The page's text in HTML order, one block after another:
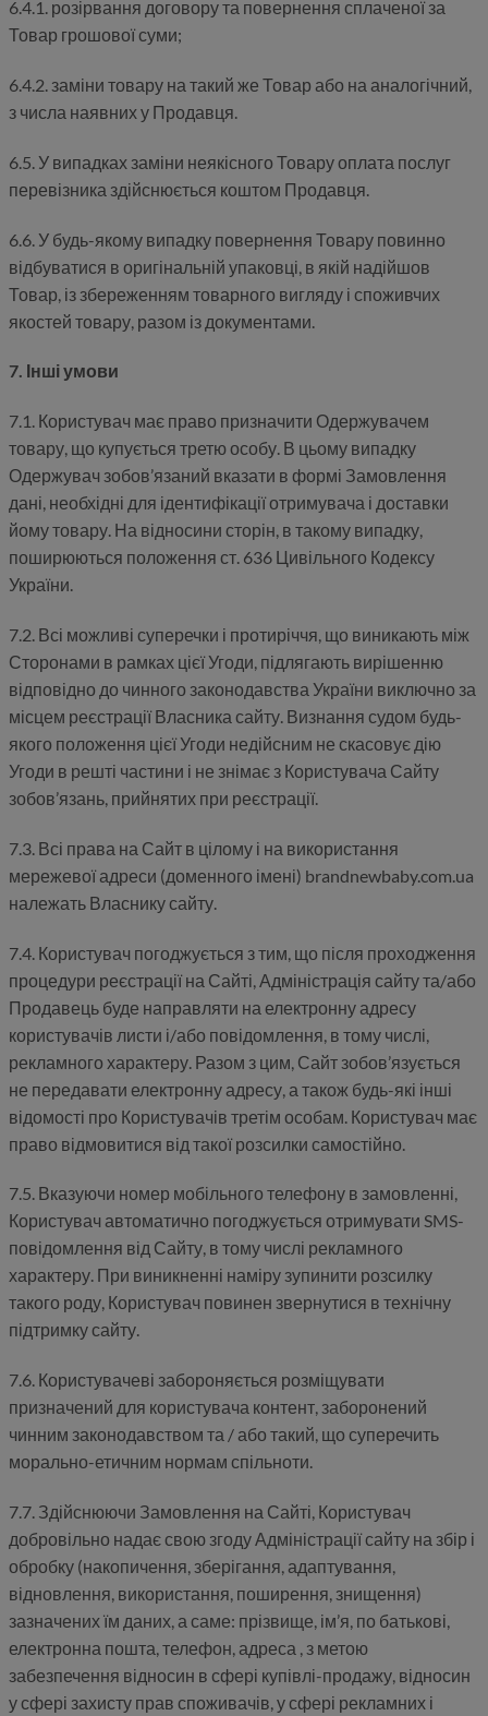
6.4.1. розірвання договору та повернення сплаченої за
Товар грошової суми;
6.4.2. заміни товару на такий же Товар або на аналогічний,
з числа наявних у Продавця.
6.5. У випадках заміни неякісного Товару оплата послуг
перевізника здійснюється коштом Продавця.
6.6. У будь-якому випадку повернення Товару повинно
відбуватися в оригінальній упаковці, в якій надійшов
Товар, із збереженням товарного вигляду і споживчих
якостей товару, разом із документами.
7. Інші умови
7.1. Користувач має право призначити Одержувачем
товару, що купується третю особу. В цьому випадку
Одержувач зобов’язаний вказати в формі Замовлення
дані, необхідні для ідентифікації отримувача і доставки
йому товару. На відносини сторін, в такому випадку,
поширюються положення ст. 636 Цивільного Кодексу
України.
7.2. Всі можливі суперечки і протиріччя, що виникають між
Сторонами в рамках цієї Угоди, підлягають вирішенню
відповідно до чинного законодавства України виключно за
місцем реєстрації Власника сайту. Визнання судом будь-
якого положення цієї Угоди недійсним не скасовує дію
Угоди в решті частини і не знімає з Користувача Сайту
зобов’язань, прийнятих при реєстрації.
7.3. Всі права на Сайт в цілому і на використання
мережевої адреси (доменного імені) brandnewbaby.com.ua
належать Власнику сайту.
7.4. Користувач погоджується з тим, що після проходження
процедури реєстрації на Сайті, Адміністрація сайту та/або
Продавець буде направляти на електронну адресу
користувачів листи і/або повідомлення, в тому числі,
рекламного характеру. Разом з цим, Сайт зобов’язується
не передавати електронну адресу, а також будь-які інші
відомості про Користувачів третім особам. Користувач має
право відмовитися від такої розсилки самостійно.
7.5. Вказуючи номер мобільного телефону в замовленні,
Користувач автоматично погоджується отримувати SMS-
повідомлення від Сайту, в тому числі рекламного
характеру. При виникненні наміру зупинити розсилку
такого роду, Користувач повинен звернутися в технічну
підтримку сайту.
7.6. Користувачеві забороняється розміщувати
призначений для користувача контент, заборонений
чинним законодавством та / або такий, що суперечить
морально-етичним нормам спільноти.
7.7. Здійснюючи Замовлення на Сайті, Користувач
добровільно надає свою згоду Адміністрації сайту на збір і
обробку (накопичення, зберігання, адаптування,
відновлення, використання, поширення, знищення)
зазначених їм даних, а саме: прізвище, ім’я, по батькові,
електронна пошта, телефон, адреса , з метою
забезпечення відносин в сфері купівлі-продажу, відносин
у сфері захисту прав споживачів, у сфері рекламних і